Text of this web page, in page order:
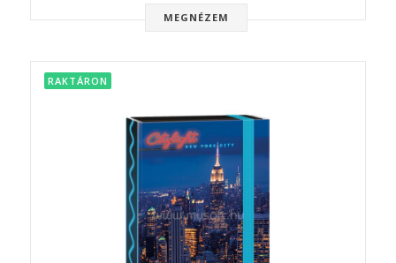
MEGNÉZEM
RAKTÁRON